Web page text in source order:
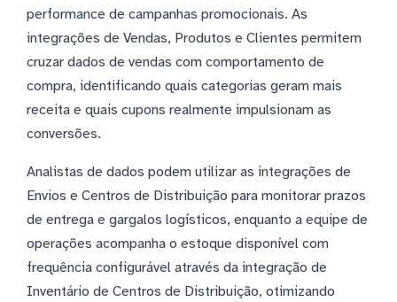
performance de campanhas promocionais. As
integrações de Vendas, Produtos e Clientes permitem
cruzar dados de vendas com comportamento de
compra, identificando quais categorias geram mais
receita e quais cupons realmente impulsionam as
conversões.
Analistas de dados podem utilizar as integrações de
Envios e Centros de Distribuição para monitorar prazos
de entrega e gargalos logísticos, enquanto a equipe de
operações acompanha o estoque disponível com
frequência configurável através da integração de
Inventário de Centros de Distribuição, otimizando